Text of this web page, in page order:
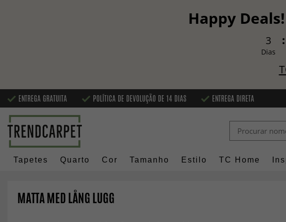
Happy Deals!
3
Dias
ENTREGA GRATUITA POLÍTICA DE DEVOLUÇÃO DE 14 DIAS ENTREGA DIRETA
Tapetes Quarto Cor Tamanho Estilo TC Home
MATTA MED LÅNG LUGG